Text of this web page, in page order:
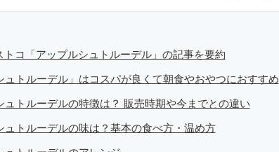
トコ「アップルシュトルーデル」の記事を要約
ュトルーデル」はコスパが良くて朝食やおやつにおすすめ
ュトルーデルの特徴は？ 販売時期や今までとの違い
ュトルーデルの味は？基本の食べ方・温め方